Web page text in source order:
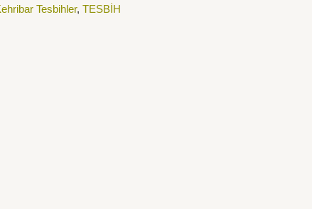
Tesbihler, TESBİH